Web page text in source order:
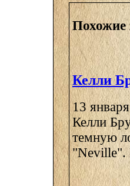
Похожие
Келли
13
Келли
темную
"Neville".